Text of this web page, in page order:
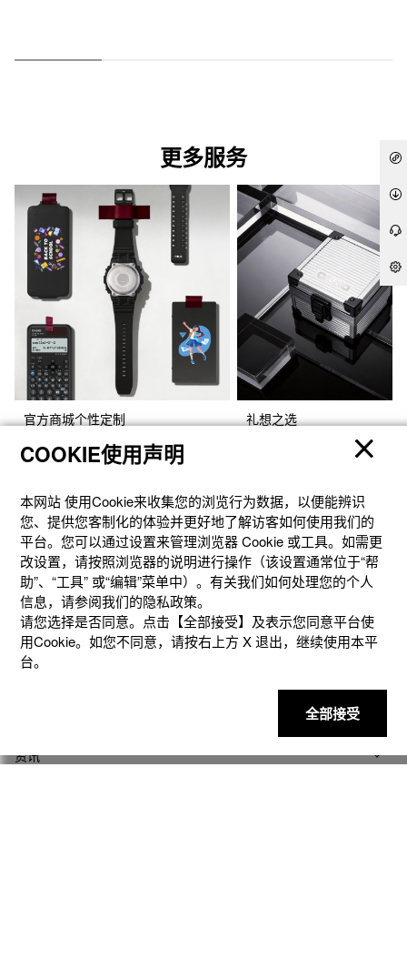
更多服务
官方商城个性定制 礼想之选
产品
资讯
COOKIE使用声明
本网站 使⽤Cookie来收集您的浏览⾏为数据，以便能辨识
您、提供您客制化的体验并更好地了解访客如何使⽤我们的
平台。您可以通过设置来管理浏览器 Cookie 或⼯具。如需更
改设置，请按照浏览器的说明进⾏操作（该设置通常位于“帮
助”、“⼯具” 或“编辑”菜单中）。有关我们如何处理您的个⼈
信息，请参阅我们的隐私政策。
请您选择是否同意。点击【全部接受】及表示您同意平台使
用Cookie。如您不同意，请按右上⽅ X 退出，继续使⽤本平
台。
全部接受